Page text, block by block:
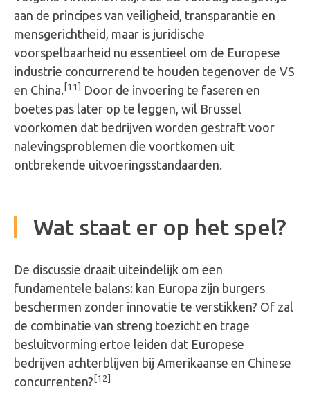
aan de principes van veiligheid, transparantie en
mensgerichtheid, maar is juridische
voorspelbaarheid nu essentieel om de Europese
industrie concurrerend te houden tegenover de VS
en China. [11] Door de invoering te faseren en
boetes pas later op te leggen, wil Brussel
voorkomen dat bedrijven worden gestraft voor
nalevingsproblemen die voortkomen uit
ontbrekende uitvoeringsstandaarden.
Wat staat er op het spel?
De discussie draait uiteindelijk om een
fundamentele balans: kan Europa zijn burgers
beschermen zonder innovatie te verstikken? Of zal
de combinatie van streng toezicht en trage
besluitvorming ertoe leiden dat Europese
bedrijven achterblijven bij Amerikaanse en Chinese
concurrenten? [12]